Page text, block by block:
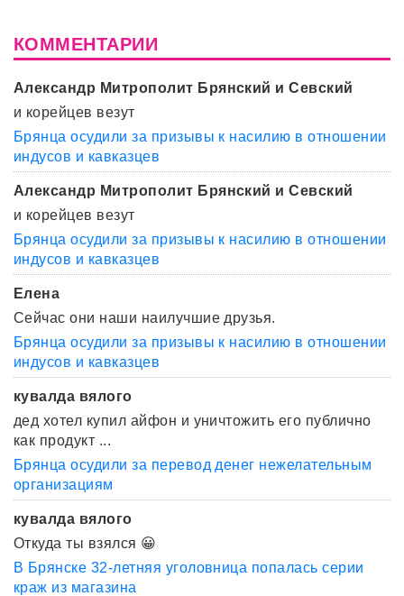
КОММЕНТАРИИ
Александр Митрополит Брянский и Севский
и корейцев везут
Брянца осудили за призывы к насилию в отношении
индусов и кавказцев
Александр Митрополит Брянский и Севский
и корейцев везут
Брянца осудили за призывы к насилию в отношении
индусов и кавказцев
Елена
Сейчас они наши наилучшие друзья.
Брянца осудили за призывы к насилию в отношении
индусов и кавказцев
кувалда вялого
дед хотел купил айфон и уничтожить его публично
как продукт ...
Брянца осудили за перевод денег нежелательным
организациям
кувалда вялого
Откуда ты взялся 😀
В Брянске 32-летняя уголовница попалась серии
краж из магазина